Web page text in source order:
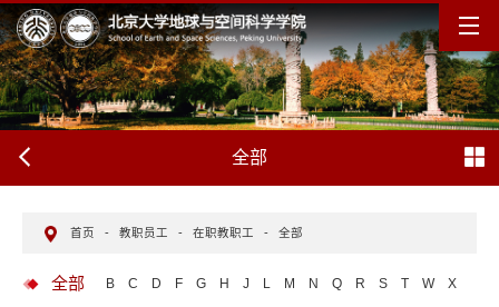
全部
首页 - 教职员工 - 在职教职工 - 全部
全部 B C D F G H J L M N Q R S T W X